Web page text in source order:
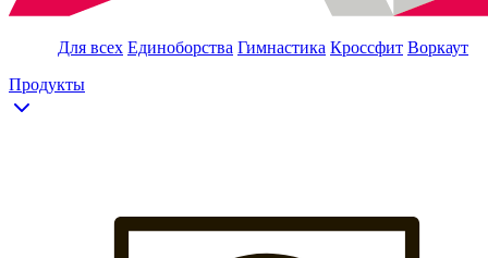
Для всех Единоборства Гимнастика Кроссфит Воркаут
Продукты